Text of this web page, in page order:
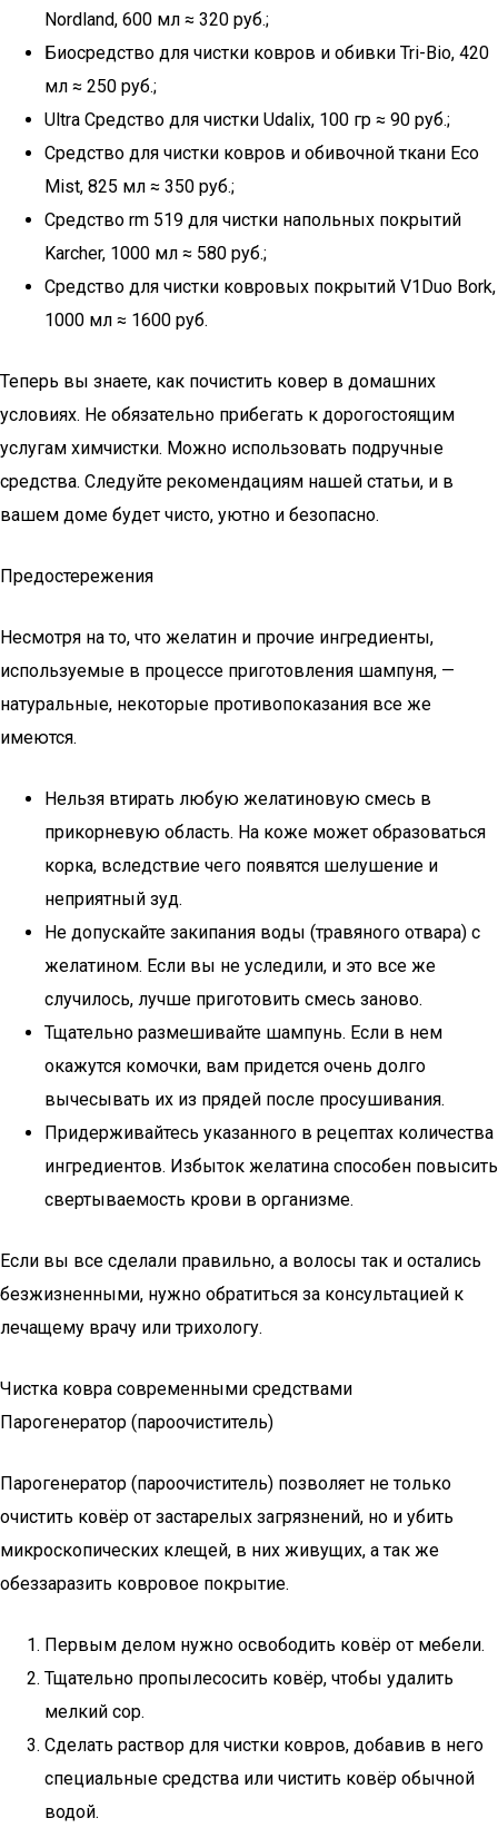
Nordland, 600 мл ≈ 320 руб.;
Биосредство для чистки ковров и обивки Tri-Bio, 420
мл ≈ 250 руб.;
Ultra Средство для чистки Udalix, 100 гр ≈ 90 руб.;
Средство для чистки ковров и обивочной ткани Eco
Mist, 825 мл ≈ 350 руб.;
Средство rm 519 для чистки напольных покрытий
Karcher, 1000 мл ≈ 580 руб.;
Средство для чистки ковровых покрытий V1Duo Bork,
1000 мл ≈ 1600 руб.
Теперь вы знаете, как почистить ковер в домашних
условиях. Не обязательно прибегать к дорогостоящим
услугам химчистки. Можно использовать подручные
средства. Следуйте рекомендациям нашей статьи, и в
вашем доме будет чисто, уютно и безопасно.
Предостережения
Несмотря на то, что желатин и прочие ингредиенты,
используемые в процессе приготовления шампуня, —
натуральные, некоторые противопоказания все же
имеются.
Нельзя втирать любую желатиновую смесь в
прикорневую область. На коже может образоваться
корка, вследствие чего появятся шелушение и
неприятный зуд.
Не допускайте закипания воды (травяного отвара) с
желатином. Если вы не уследили, и это все же
случилось, лучше приготовить смесь заново.
Тщательно размешивайте шампунь. Если в нем
окажутся комочки, вам придется очень долго
вычесывать их из прядей после просушивания.
Придерживайтесь указанного в рецептах количества
ингредиентов. Избыток желатина способен повысить
свертываемость крови в организме.
Если вы все сделали правильно, а волосы так и остались
безжизненными, нужно обратиться за консультацией к
лечащему врачу или трихологу.
Чистка ковра современными средствами
Парогенератор (пароочиститель)
Парогенератор (пароочиститель) позволяет не только
очистить ковёр от застарелых загрязнений, но и убить
микроскопических клещей, в них живущих, а так же
обеззаразить ковровое покрытие.
Первым делом нужно освободить ковёр от мебели.
Тщательно пропылесосить ковёр, чтобы удалить
мелкий сор.
Сделать раствор для чистки ковров, добавив в него
специальные средства или чистить ковёр обычной
водой.